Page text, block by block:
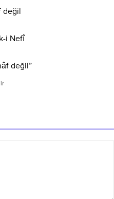
değil
i Nefî
değil”